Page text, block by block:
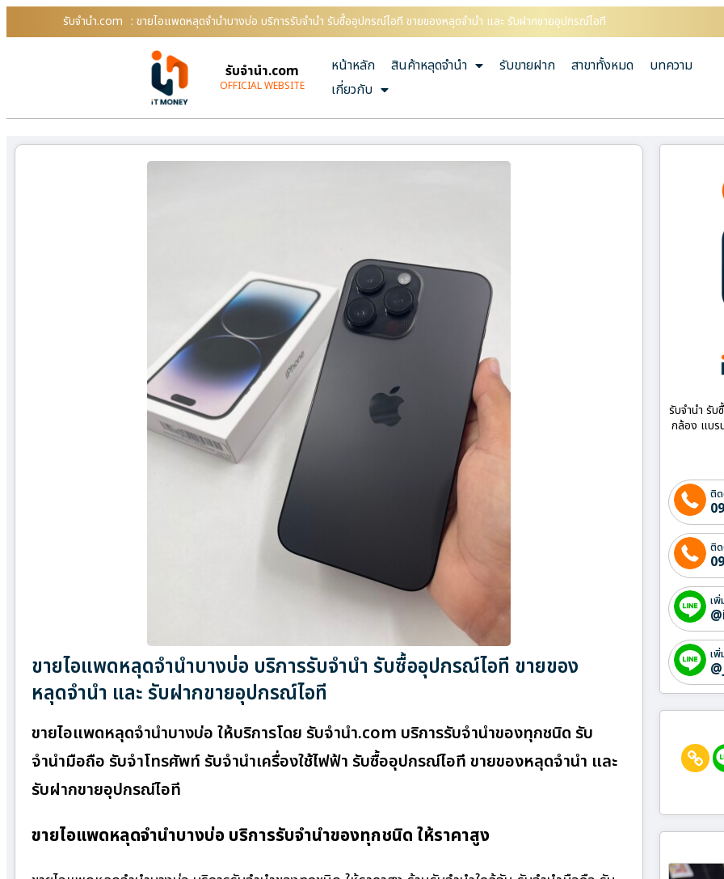
รับจํานํา.com : ขายไอแพดหลุดจำนำบางบ่อ บริการรับจำนำ รับซื้ออุปกรณ์ไอที ขายของหลุดจำนำ และ รับฝากขายอุปกรณ์ไอที
รับจํานํา.com
OFFICIAL WEBSITE
หน้าหลัก สินค้าหลุดจำนำ รับขายฝาก สาขาทั้งหมด
บทความ
เกี่ยวกับ
ขายไอแพดหลุดจำนำบางบ่อ บริการรับจำนำ รับซื้ออุปกรณ์ไอที ขายของ
หลุดจำนำ และ รับฝากขายอุปกรณ์ไอที
ขายไอแพดหลุดจำนำบางบ่อ ให้บริการโดย รับจํานํา.com บริการรับจำนำของทุกชนิด รับ
จำนำมือถือ รับจำโทรศัพท์ รับจำนำเครื่องใช้ไฟฟ้า รับซื้ออุปกรณ์ไอที ขายของหลุดจำนำ และ
รับฝากขายอุปกรณ์ไอที
ขายไอแพดหลุดจำนำบางบ่อ บริการรับจำนำของทุกชนิด ให้ราคาสูง
รับจำนำ รั
กล้อง แบร
ติ
ติ
เ
เ